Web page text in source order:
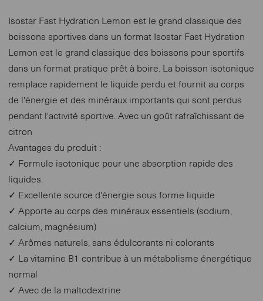
Isostar Fast Hydration Lemon est le grand classique des
boissons sportives dans un format Isostar Fast Hydration
Lemon est le grand classique des boissons pour sportifs
dans un format pratique prêt à boire. La boisson isotonique
remplace rapidement le liquide perdu et fournit au corps
de l'énergie et des minéraux importants qui sont perdus
pendant l'activité sportive. Avec un goût rafraîchissant de
citron
Avantages du produit :
✓ Formule isotonique pour une absorption rapide des
liquides.
✓ Excellente source d'énergie sous forme liquide
✓ Apporte au corps des minéraux essentiels (sodium,
calcium, magnésium)
✓ Arômes naturels, sans édulcorants ni colorants
✓ La vitamine B1 contribue à un métabolisme énergétique
normal
✓ Avec de la maltodextrine